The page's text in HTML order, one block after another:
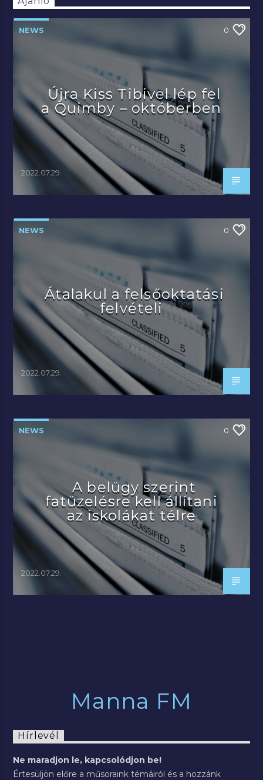
NEWS 0
Újra Kiss Tibivel lép fel
a Quimby – októberben
2022.07.29.
NEWS 0
Átalakul a felsőoktatási
felvételi
2022.07.29.
NEWS 0
A belügy szerint
fatüzelésre kell állítani
az iskolákat télre
2022.07.29.
Manna FM
Hírlevél
Ne maradjon le, kapcsolódjon be!
Értesüljön előre a műsoraink témáiról és a hozzánk